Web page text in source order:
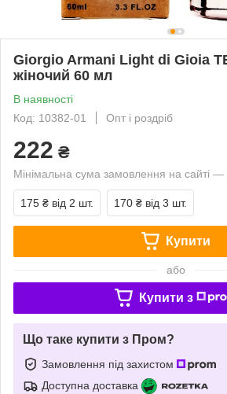
Giorgio Armani Light di Gioia
жіночий 60 мл
В наявності
Код: 10382-01
Опт і роздріб
222 ₴
Мінімальна сума замовлення на сайті
175 ₴ від 2 шт. 170 ₴ від 3 шт.
Купити
або
Купити з
Що таке купити з Пром?
Замовлення під захистом
Доступна доставка